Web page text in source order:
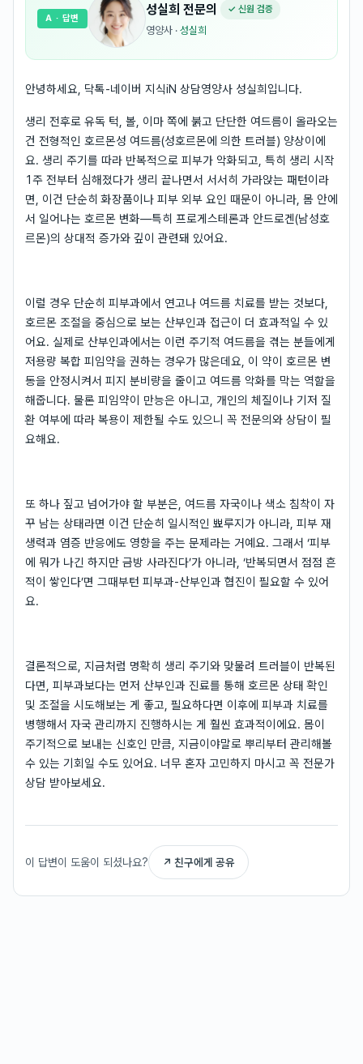
성실희 전문의 ✓ 신원 검증
영양사 · 성실희
A · 답변
안녕하세요, 닥톡-네이버 지식iN 상담영양사 성실희입니다.
생리 전후로 유독 턱, 볼, 이마 쪽에 붉고 단단한 여드름이 올라오는
건 전형적인 호르몬성 여드름(성호르몬에 의한 트러블) 양상이에
요. 생리 주기를 따라 반복적으로 피부가 악화되고, 특히 생리 시작
1주 전부터 심해졌다가 생리 끝나면서 서서히 가라앉는 패턴이라
면, 이건 단순히 화장품이나 피부 외부 요인 때문이 아니라, 몸 안에
서 일어나는 호르몬 변화—특히 프로게스테론과 안드로겐(남성호
르몬)의 상대적 증가와 깊이 관련돼 있어요.
이럴 경우 단순히 피부과에서 연고나 여드름 치료를 받는 것보다,
호르몬 조절을 중심으로 보는 산부인과 접근이 더 효과적일 수 있
어요. 실제로 산부인과에서는 이런 주기적 여드름을 겪는 분들에게
저용량 복합 피임약을 권하는 경우가 많은데요, 이 약이 호르몬 변
동을 안정시켜서 피지 분비량을 줄이고 여드름 악화를 막는 역할을
해줍니다. 물론 피임약이 만능은 아니고, 개인의 체질이나 기저 질
환 여부에 따라 복용이 제한될 수도 있으니 꼭 전문의와 상담이 필
요해요.
또 하나 짚고 넘어가야 할 부분은, 여드름 자국이나 색소 침착이 자
꾸 남는 상태라면 이건 단순히 일시적인 뾰루지가 아니라, 피부 재
생력과 염증 반응에도 영향을 주는 문제라는 거예요. 그래서 ‘피부
에 뭐가 나긴 하지만 금방 사라진다’가 아니라, ‘반복되면서 점점 흔
적이 쌓인다’면 그때부턴 피부과-산부인과 협진이 필요할 수 있어
요.
결론적으로, 지금처럼 명확히 생리 주기와 맞물려 트러블이 반복된
다면, 피부과보다는 먼저 산부인과 진료를 통해 호르몬 상태 확인
및 조절을 시도해보는 게 좋고, 필요하다면 이후에 피부과 치료를
병행해서 자국 관리까지 진행하시는 게 훨씬 효과적이에요. 몸이
주기적으로 보내는 신호인 만큼, 지금이야말로 뿌리부터 관리해볼
수 있는 기회일 수도 있어요. 너무 혼자 고민하지 마시고 꼭 전문가
상담 받아보세요.
이 답변이 도움이 되셨나요? ↗ 친구에게 공유